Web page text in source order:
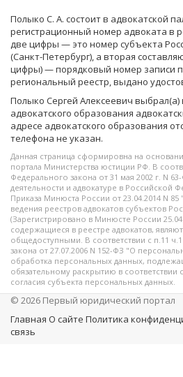
Полыко С. А. состоит в адвокатской
регистрационный номер адвоката в
две цифры — это номер субъекта
(Санкт-Петербург), а вторая
цифры) — порядковый номер записи
региональный реестр, выдано
Полыко Сергей Алексеевич
адвокатского образования
адресе адвокатского образования
телефона не указан.
Данная страница сформировна на
портала Министерства юстиции РФ. В
Федерального закона от 31 мая 2002 г. N
деятельности и адвокатуре в Российской
Приказа Минюста России от 23.04.2014 N
ведения реестров адвокатов субъектов
(Зарегистрировано в Минюсте России
содержащиеся в реестре адвокатов,
общедоступными. В соответствии с п.11
закона от 27.07.2006 N 152-ФЗ "О
обработка персональных данных,
обязательному раскрытию в
согласия субъекта персональных данных.
© 2026 Первый юридический портал
Главная О сайте Политика
связь